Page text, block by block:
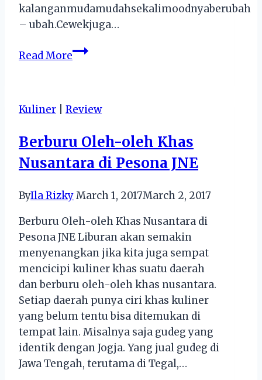
kalanganmudamudahsekalimoodnyaberubah
– ubah.Cewekjuga…
Read MoreResep
Simple
Choco
Truffle
Kuliner Review
Berburu Oleh-oleh Khas
Nusantara di Pesona JNE
ByIla RizkyMarch 1, 2017March 2, 2017
Berburu Oleh-oleh Khas Nusantara di
Pesona JNE Liburan akan semakin
menyenangkan jika kita juga sempat
mencicipi kuliner khas suatu daerah
dan berburu oleh-oleh khas nusantara.
Setiap daerah punya ciri khas kuliner
yang belum tentu bisa ditemukan di
tempat lain. Misalnya saja gudeg yang
identik dengan Jogja. Yang jual gudeg di
Jawa Tengah, terutama di Tegal,…